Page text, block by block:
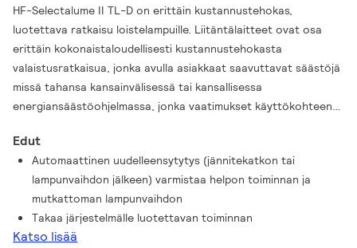
HF-Selectalume II TL-D on erittäin kustannustehokas,
luotettava ratkaisu loistelampuille. Liitäntälaitteet ovat osa
erittäin kokonaistaloudellisesti kustannustehokasta
valaistusratkaisua, jonka avulla asiakkaat saavuttavat säästöjä
missä tahansa kansainvälisessä tai kansallisessa
energiansäästöohjelmassa, jonka vaatimukset käyttökohteen
liitäntälaitteet sopivat erinomaisesti monenlaisiin kaupan alan
uusiin rakennuskohteisiin ja jälkiasennuskohteisiin, kuten
yleisvalaistukseen pinta-asennuksena tai
toimistovalaistuksena, pysäköintihalleihin, varastoihin ja muihin
käyttötarkoituksiin – myös vesitiiviyttä edellyttäviin kohteisiin.
Liitäntälaite on suunniteltu ensisijaisesti sisäkäyttöön.
Edut
Automaattinen uudelleensytytys (jännitekatkon tai
lampunvaihdon jälkeen) varmistaa helpon toiminnan ja
mutkattoman lampunvaihdon
Takaa järjestelmälle luotettavan toiminnan
Katso lisää